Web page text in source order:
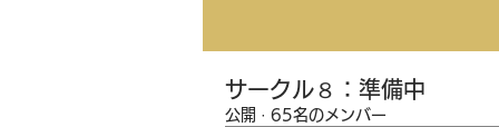
サークル８：準備中
公開 · 65名のメンバー